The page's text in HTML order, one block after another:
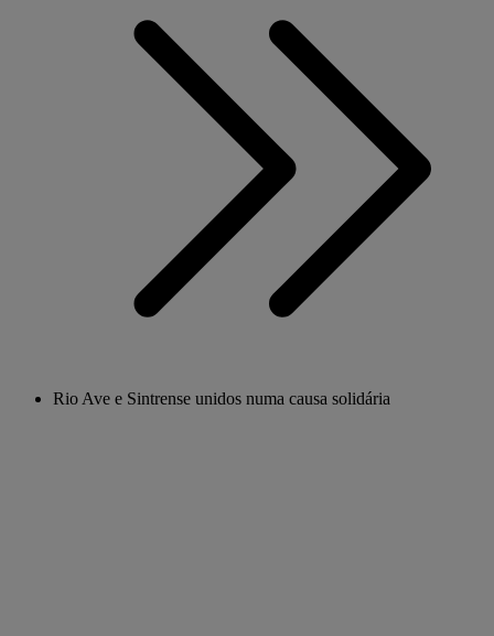
Rio Ave e Sintrense unidos numa causa solidária